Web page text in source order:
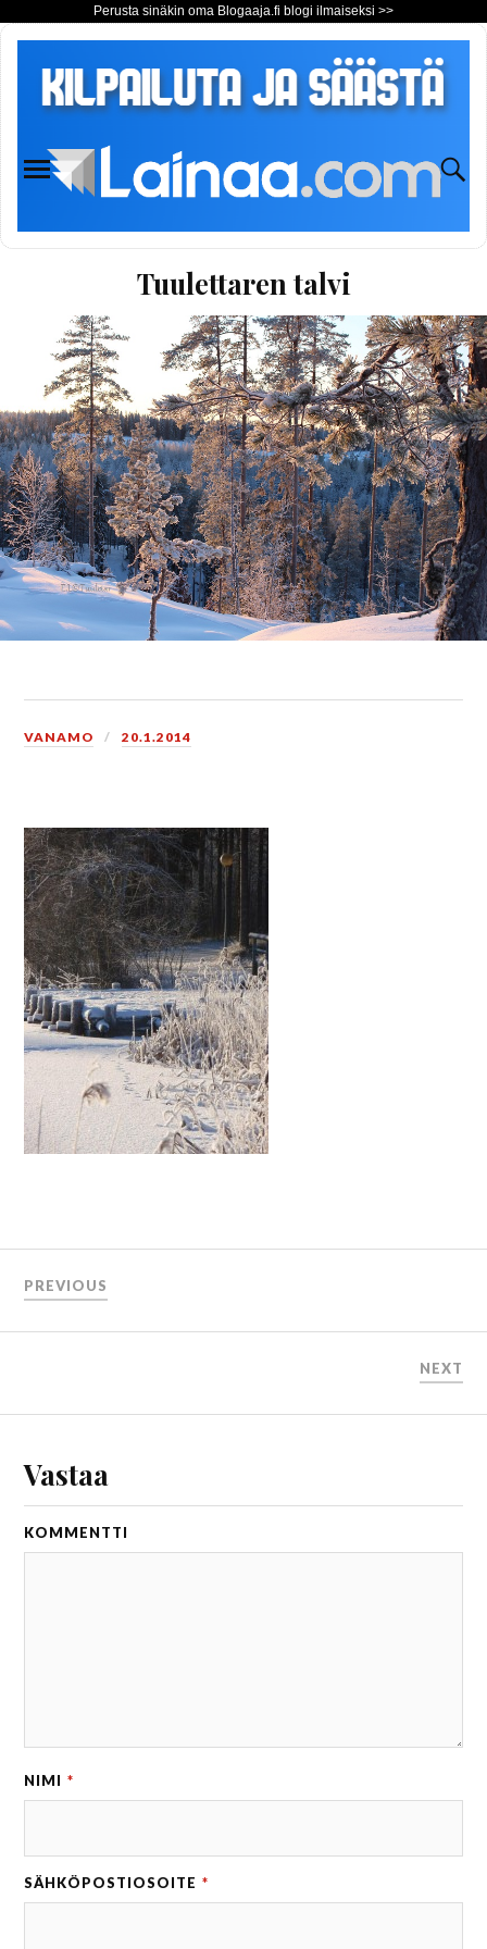
Perusta sinäkin oma Blogaaja.fi blogi ilmaiseksi >>
Tuulettaren talvi
VANAMO 20.1.2014
PREVIOUS
NEXT
Vastaa
KOMMENTTI
NIMI *
SÄHKÖPOSTIOSOITE *